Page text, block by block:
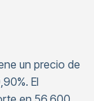
un precio de
El